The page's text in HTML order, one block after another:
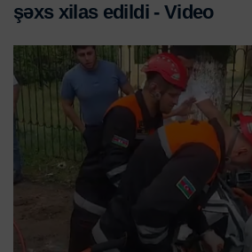
şəxs xilas edildi - Video